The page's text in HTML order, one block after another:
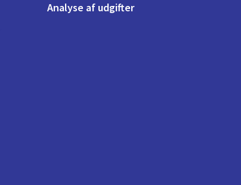
Analyse af udgifter